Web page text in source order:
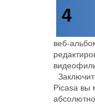
веб-
Picasa вы